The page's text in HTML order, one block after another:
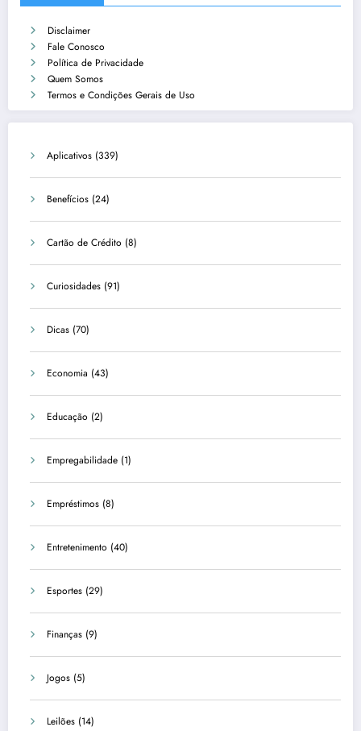
Disclaimer
Fale Conosco
Política de Privacidade
Quem Somos
Termos e Condições Gerais de Uso
Aplicativos (339)
Benefícios (24)
Cartão de Crédito (8)
Curiosidades (91)
Dicas (70)
Economia (43)
Educação (2)
Empregabilidade (1)
Empréstimos (8)
Entretenimento (40)
Esportes (29)
Finanças (9)
Jogos (5)
Leilões (14)